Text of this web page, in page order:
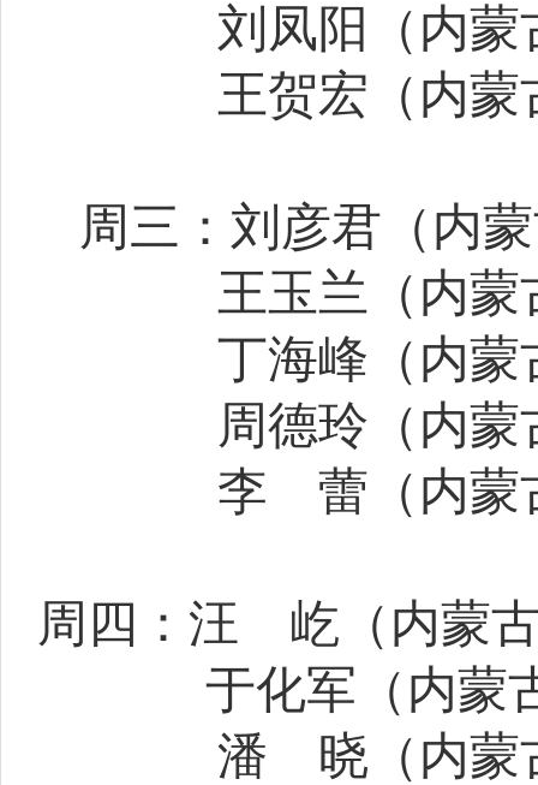
刘凤阳（内
王贺宏（内
周三：刘彦君（内
王玉兰（内
丁海峰（内蒙
周德玲（内
李
蕾（内蒙
周四：汪
屹（内蒙
于化军（内蒙
潘
晓（内蒙